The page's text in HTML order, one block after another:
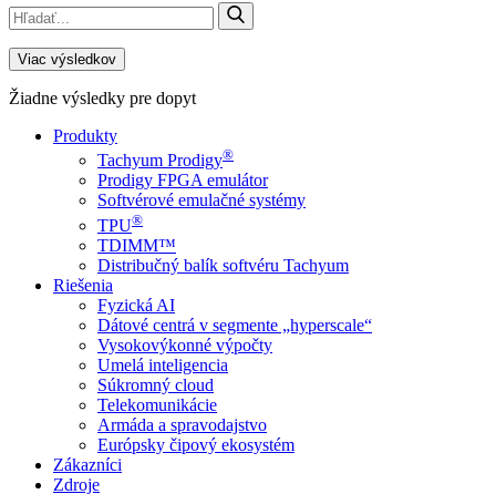
Viac výsledkov
Žiadne výsledky pre dopyt
Produkty
Tachyum Prodigy®
Prodigy FPGA emulátor
Softvérové emulačné systémy
TPU®
TDIMM™
Distribučný balík softvéru Tachyum
Riešenia
Fyzická AI
Dátové centrá v segmente „hyperscale“
Vysokovýkonné výpočty
Umelá inteligencia
Súkromný cloud
Telekomunikácie
Armáda a spravodajstvo
Európsky čipový ekosystém
Zákazníci
Zdroje